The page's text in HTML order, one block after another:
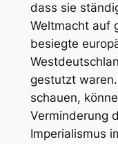
dass sie
Weltmacht auf
besiegte
gestutzt
schauen,
Verminderung
Imperialismus